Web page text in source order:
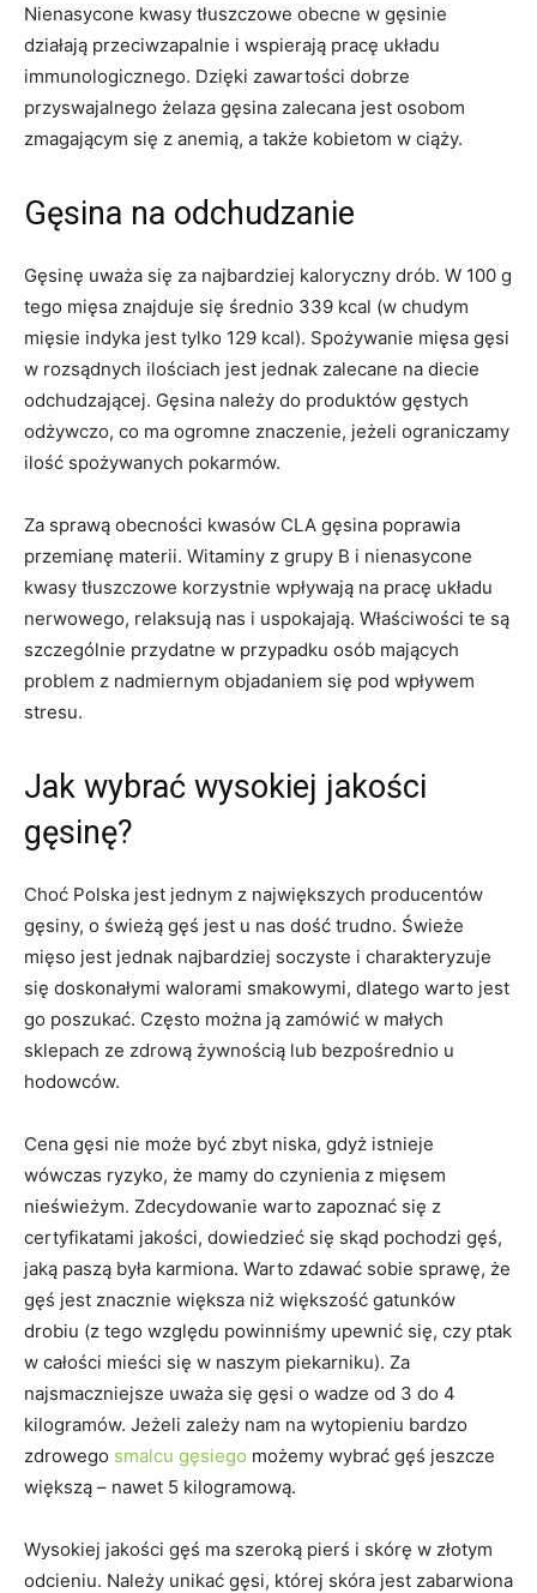
Nienasycone kwasy tłuszczowe obecne w gęsinie
działają przeciwzapalnie i wspierają pracę układu
immunologicznego. Dzięki zawartości dobrze
przyswajalnego żelaza gęsina zalecana jest osobom
zmagającym się z anemią, a także kobietom w ciąży.
Gęsina na odchudzanie
Gęsinę uważa się za najbardziej kaloryczny drób. W 100 g
tego mięsa znajduje się średnio 339 kcal (w chudym
mięsie indyka jest tylko 129 kcal). Spożywanie mięsa gęsi
w rozsądnych ilościach jest jednak zalecane na diecie
odchudzającej. Gęsina należy do produktów gęstych
odżywczo, co ma ogromne znaczenie, jeżeli ograniczamy
ilość spożywanych pokarmów.
Za sprawą obecności kwasów CLA gęsina poprawia
przemianę materii. Witaminy z grupy B i nienasycone
kwasy tłuszczowe korzystnie wpływają na pracę układu
nerwowego, relaksują nas i uspokajają. Właściwości te są
szczególnie przydatne w przypadku osób mających
problem z nadmiernym objadaniem się pod wpływem
stresu.
Jak wybrać wysokiej jakości
gęsinę?
Choć Polska jest jednym z największych producentów
gęsiny, o świeżą gęś jest u nas dość trudno. Świeże
mięso jest jednak najbardziej soczyste i charakteryzuje
się doskonałymi walorami smakowymi, dlatego warto jest
go poszukać. Często można ją zamówić w małych
sklepach ze zdrową żywnością lub bezpośrednio u
hodowców.
Cena gęsi nie może być zbyt niska, gdyż istnieje
wówczas ryzyko, że mamy do czynienia z mięsem
nieświeżym. Zdecydowanie warto zapoznać się z
certyfikatami jakości, dowiedzieć się skąd pochodzi gęś,
jaką paszą była karmiona. Warto zdawać sobie sprawę, że
gęś jest znacznie większa niż większość gatunków
drobiu (z tego względu powinniśmy upewnić się, czy ptak
w całości mieści się w naszym piekarniku). Za
najsmaczniejsze uważa się gęsi o wadze od 3 do 4
kilogramów. Jeżeli zależy nam na wytopieniu bardzo
zdrowego smalcu gęsiego możemy wybrać gęś jeszcze
większą – nawet 5 kilogramową.
Wysokiej jakości gęś ma szeroką pierś i skórę w złotym
odcieniu. Należy unikać gęsi, której skóra jest zabarwiona